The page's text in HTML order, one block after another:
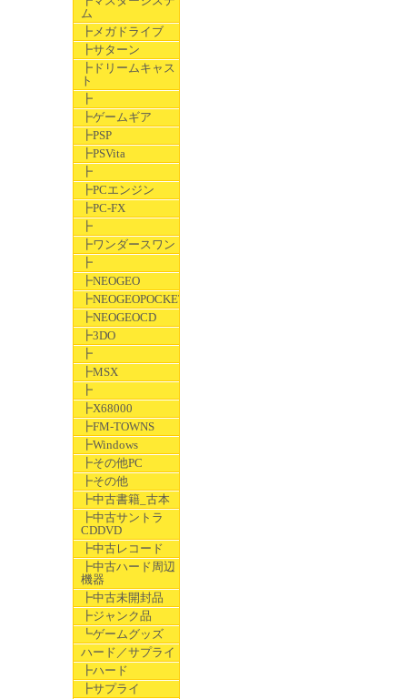
ム
┣メガドライブ
┣サターン
┣ドリームキャス
ト
┣
┣ゲームギア
┣PSP
┣PSVita
┣
┣PCエンジン
┣PC-FX
┣
┣ワンダースワン
┣
┣NEOGEO
┣NEOGEOPOCKET
┣NEOGEOCD
┣3DO
┣
┣MSX
┣
┣X68000
┣FM-TOWNS
┣Windows
┣その他PC
┣その他
┣中古書籍_古本
┣中古サントラ
CDDVD
┣中古レコード
┣中古ハード周辺
機器
┣中古未開封品
┣ジャンク品
┗ゲームグッズ
ハード／サプライ
┣ハード
┣サプライ